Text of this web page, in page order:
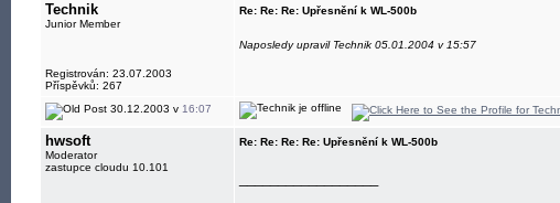
Technik
Junior Member
Registrován: 23.07.2003
Příspěvků: 267
Re: Re: Re: Upřesnění k WL-500b
Naposledy upravil Technik 05.01.2004 v 15:57
30.12.2003 v 16:07
hwsoft
Moderator
zastupce cloudu 10.101
Re: Re: Re: Re: Upřesnění k WL-500b